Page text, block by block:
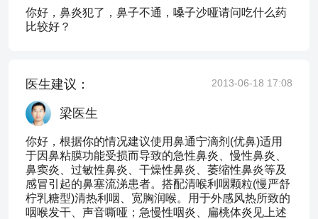
你好，鼻炎犯了，鼻子不通，嗓子沙哑请问吃什么药
比较好？
医生建议： 2013-06-18 17:08
梁医生
你好，根据你的情况建议使用鼻通宁滴剂(优鼻)适用
于因鼻粘膜功能受损而导致的急性鼻炎、慢性鼻炎、
鼻窦炎、过敏性鼻炎、干燥性鼻炎、萎缩性鼻炎等及
感冒引起的鼻塞流涕患者。搭配清喉利咽颗粒(慢严舒
柠乳糖型)清热利咽、宽胸润喉。用于外感风热所致的
咽喉发干、声音嘶哑；急慢性咽炎、扁桃体炎见上述